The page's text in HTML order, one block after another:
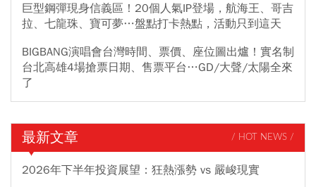
巨型鋼彈現身信義區！20個人氣IP登場，航海王、哥吉
拉、七龍珠、寶可夢…盤點打卡熱點，活動只到這天
BIGBANG演唱會台灣時間、票價、座位圖出爐！實名制
台北高雄4場搶票日期、售票平台…GD/大聲/太陽全來
了
最新文章 / HOT NEWS /
2026年下半年投資展望：狂熱漲勢 vs 嚴峻現實